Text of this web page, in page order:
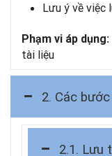
Lưu ý về việc
Phạm vi áp dụng:
tài liệu
2. Các
2.1. Lưu